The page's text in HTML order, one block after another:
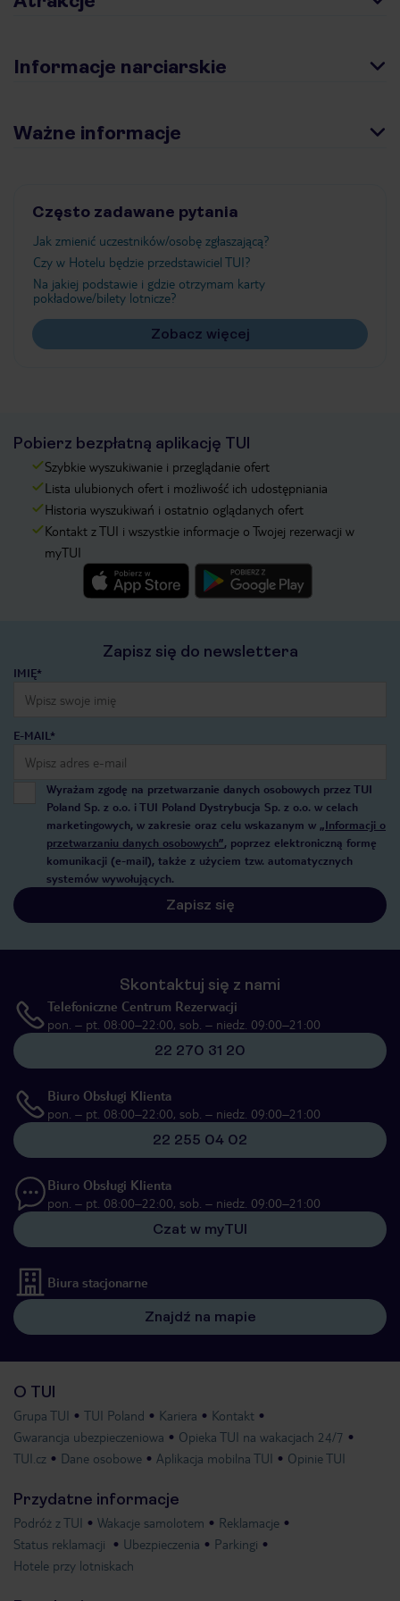
Informacje narciarskie
Ważne informacje
Często zadawane pytania
Jak zmienić uczestników/osobę zgłaszającą?
Czy w Hotelu będzie przedstawiciel TUI?
Na jakiej podstawie i gdzie otrzymam karty
pokładowe/bilety lotnicze?
Zobacz więcej
Pobierz bezpłatną aplikację TUI
Szybkie wyszukiwanie i przeglądanie ofert
Lista ulubionych ofert i możliwość ich udostępniania
Historia wyszukiwań i ostatnio oglądanych ofert
Kontakt z TUI i wszystkie informacje o Twojej rezerwacji w
myTUI
Zapisz się do newslettera
IMIĘ*
E-MAIL*
Wyrażam zgodę na przetwarzanie danych osobowych przez TUI
Poland Sp. z o.o. i TUI Poland Dystrybucja Sp. z o.o. w celach
marketingowych, w zakresie oraz celu wskazanym w „Informacji o
przetwarzaniu danych osobowych”, poprzez elektroniczną formę
komunikacji (e-mail), także z użyciem tzw. automatycznych
systemów wywołujących.
Zapisz się
Skontaktuj się z nami
Telefoniczne Centrum Rezerwacji
pon. – pt. 08:00–22:00, sob. – niedz. 09:00–21:00
22 270 31 20
Biuro Obsługi Klienta
pon. – pt. 08:00–22:00, sob. – niedz. 09:00–21:00
22 255 04 02
Biuro Obsługi Klienta
pon. – pt. 08:00–22:00, sob. – niedz. 09:00–21:00
Czat w myTUI
Biura stacjonarne
Znajdź na mapie
O TUI
Grupa TUI TUI Poland Kariera
Kontakt
Gwarancja ubezpieczeniowa
Opieka TUI na wakacjach 24/7
TUI.cz
Dane osobowe Aplikacja mobilna TUI Opinie TUI
Przydatne informacje
Podróż z TUI Wakacje samolotem
Reklamacje
Status reklamacji
Ubezpieczenia
Parkingi
Hotele przy lotniskach